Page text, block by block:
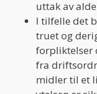
uttak av
I tilfelle det
truet og
forpliktelser
fra
midler til et